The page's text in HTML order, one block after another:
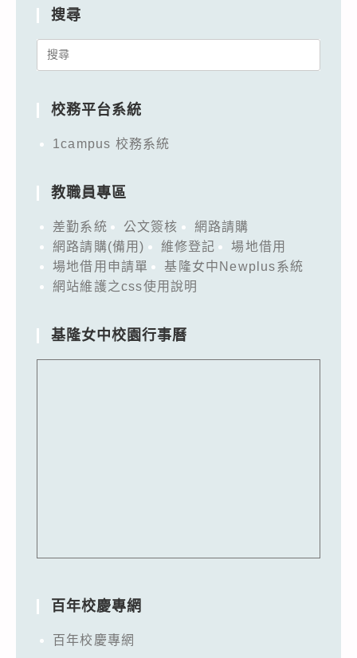
搜尋
Search
校務平台系統
1campus 校務系統
教職員專區
差勤系統 公文簽核
網路請購
網路請購(備用)
維修登記
場地借用
場地借用申請單
基隆女中Newplus系統
網站維護之css使用說明
基隆女中校園行事曆
百年校慶專網
百年校慶專網